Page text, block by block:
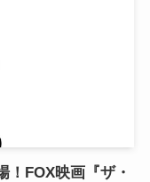
！FOX映画『ザ・